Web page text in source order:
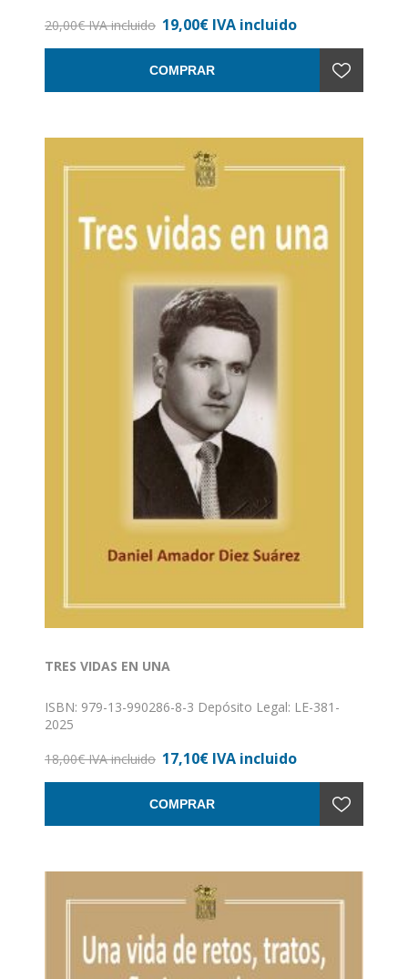
20,00€ IVA incluido 19,00€ IVA incluido
COMPRAR
TRES VIDAS EN UNA
ISBN: 979-13-990286-8-3 Depósito Legal: LE-381-
2025
18,00€ IVA incluido 17,10€ IVA incluido
COMPRAR